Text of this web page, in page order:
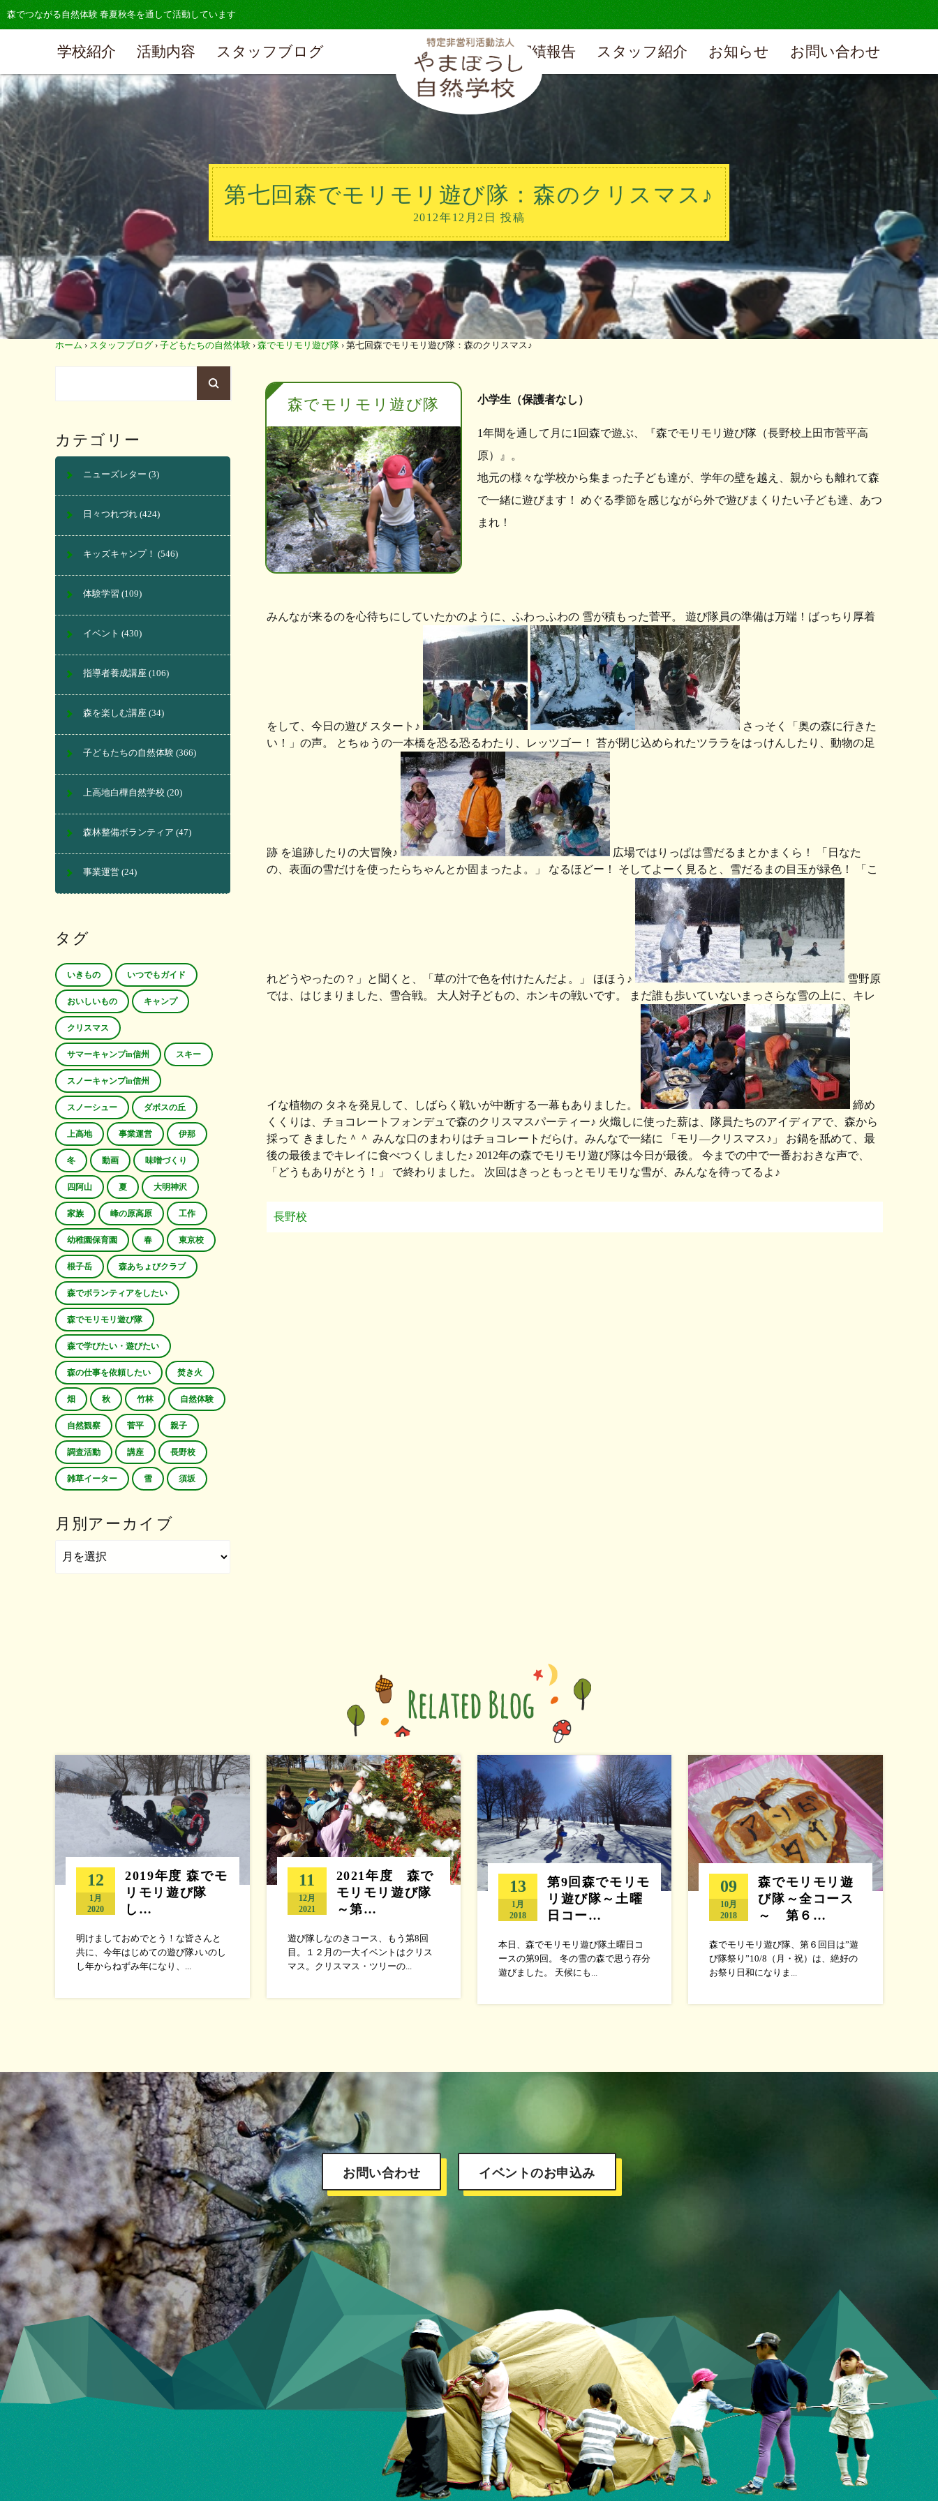
森でつながる自然体験 春夏秋冬を通して活動しています
学校紹介 活動内容 スタッフブログ 実績報告 スタッフ紹介 お知らせ お問い合わせ
第七回森でモリモリ遊び隊：森のクリスマス♪
2012年12月2日 投稿
ホーム › スタッフブログ › 子どもたちの自然体験 › 森でモリモリ遊び隊 › 第七回森でモリモリ遊び隊：森のクリスマス♪
森でモリモリ遊び隊 小学生（保護者なし）
1年間を通して月に1回森で遊ぶ、『森でモリモリ遊び隊（長野校上田市菅平高
原）』。
地元の様々な学校から集まった子ども達が、学年の壁を越え、親からも離れて森
で一緒に遊びます！ めぐる季節を感じながら外で遊びまくりたい子ども達、あつ
まれ！
みんなが来るのを心待ちにしていたかのように、ふわっふわの 雪が積もった菅平。 遊び隊員の準備は万端！ばっちり厚着
をして、今日の遊び スタート♪
さっそく「奥の森に行きた
い！」の声。 とちゅうの一本橋を恐る恐るわたり、レッツゴー！ 苔が閉じ込められたツララをはっけんしたり、動物の足
跡 を追跡したりの大冒険♪
広場ではりっぱは雪だるまとかまくら！ 「日なた
の、表面の雪だけを使ったらちゃんとか固まったよ。」 なるほどー！ そしてよーく見ると、雪だるまの目玉が緑色！ 「こ
れどうやったの？」と聞くと、「草の汁で色を付けたんだよ。」 ほほう♪
雪野原
では、はじまりました、雪合戦。 大人対子どもの、ホンキの戦いです。 まだ誰も歩いていないまっさらな雪の上に、キレ
イな植物の タネを発見して、しばらく戦いが中断する一幕もありました。
締め
くくりは、チョコレートフォンデュで森のクリスマスパーティー♪ 火熾しに使った薪は、隊員たちのアイディアで、森から
採って きました＾＾ みんな口のまわりはチョコレートだらけ。みんなで一緒に 「モリ―クリスマス♪」 お鍋を舐めて、最
後の最後までキレイに食べつくしました♪ 2012年の森でモリモリ遊び隊は今日が最後。 今までの中で一番おおきな声で、
「どうもありがとう！」 で終わりました。 次回はきっともっとモリモリな雪が、みんなを待ってるよ♪
長野校
カテゴリー
ニューズレター (3)
日々つれづれ (424)
キッズキャンプ！ (546)
体験学習 (109)
イベント (430)
指導者養成講座 (106)
森を楽しむ講座 (34)
子どもたちの自然体験 (366)
上高地白樺自然学校 (20)
森林整備ボランティア (47)
事業運営 (24)
タグ
いきもの いつでもガイド
おいしいもの キャンプ
クリスマス
サマーキャンプin信州 スキー
スノーキャンプin信州
スノーシュー ダボスの丘
上高地 事業運営 伊那
冬 動画 味噌づくり
四阿山 夏 大明神沢
家族 峰の原高原 工作
幼稚園保育園 春 東京校
根子岳 森あちょびクラブ
森でボランティアをしたい
森でモリモリ遊び隊
森で学びたい・遊びたい
森の仕事を依頼したい 焚き火
畑 秋 竹林 自然体験
自然観察 菅平 親子
調査活動 講座 長野校
雑草イーター 雪 須坂
月別アーカイブ
12
1月
2020
2019年度 森でモ
リモリ遊び隊
し…
明けましておめでとう！な皆さんと
共に、今年はじめての遊び隊♪いのし
し年からねずみ年になり、...
11
12月
2021
2021年度 森で
モリモリ遊び隊
～第…
遊び隊しなのきコース、もう第8回
目。１２月の一大イベントはクリス
マス。クリスマス・ツリーの...
13
1月
2018
第9回森でモリモ
リ遊び隊～土曜
日コー…
本日、森でモリモリ遊び隊土曜日コ
ースの第9回。 冬の雪の森で思う存分
遊びました。 天候にも...
09
10月
2018
森でモリモリ遊
び隊～全コース
～ 第６…
森でモリモリ遊び隊、第６回目は”遊
び隊祭り”10/8（月・祝）は、絶好の
お祭り日和になりま...
お問い合わせ イベントのお申込み